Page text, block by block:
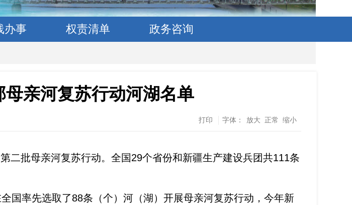
办事 权责清单 政务咨询
母亲河复苏行动河湖名单
打印 字体： 放大 正常 缩小
二批母亲河复苏行动。全国29个省份和新疆生产建设兵团共111条
国率先选取了88条（个）河（湖）开展母亲河复苏行动，今年新